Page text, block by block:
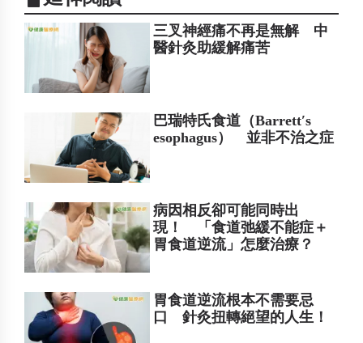
三叉神經痛不再是無解 中
醫針灸助緩解痛苦
巴瑞特氏食道（Barrett′s
esophagus） 並非不治之症
病因相反卻可能同時出
現！ 「食道弛緩不能症＋
胃食道逆流」怎麼治療？
胃食道逆流根本不需要忌
口 針灸扭轉絕望的人生！